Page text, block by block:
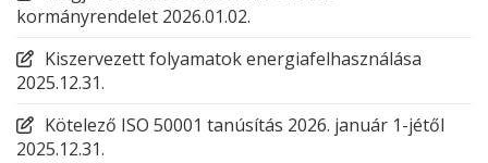
kormányrendelet 2026.01.02.
Kiszervezett folyamatok energiafelhasználása
2025.12.31.
Kötelező ISO 50001 tanúsítás 2026. január 1-jétől
2025.12.31.